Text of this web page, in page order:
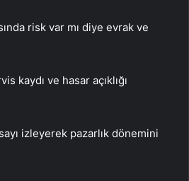
risk var mı diye evrak ve
kaydı ve hasar açıklığı
izleyerek pazarlık dönemini